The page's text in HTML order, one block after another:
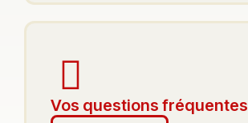
Vos questions fréquentes